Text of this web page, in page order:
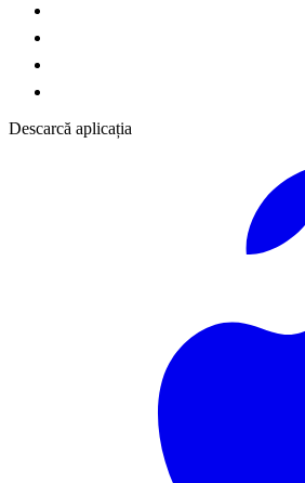
Descarcă aplicația